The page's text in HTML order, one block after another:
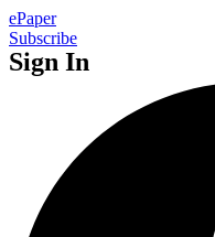
ePaper
Subscribe
Sign In